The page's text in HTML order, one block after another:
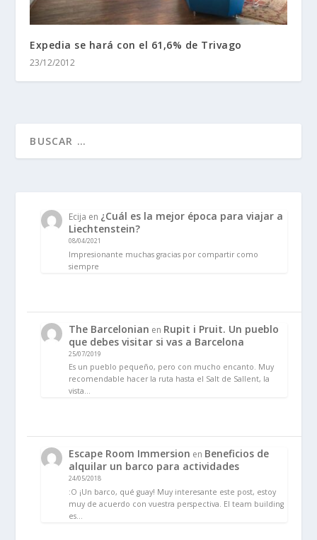
Expedia se hará con el 61,6% de Trivago
23/12/2012
Ecija en ¿Cuál es la mejor época para viajar a
Liechtenstein?
08/04/2021
Impresionante muchas gracias por compartir como
siempre
The Barcelonian en Rupit i Pruit. Un pueblo
que debes visitar si vas a Barcelona
25/07/2019
Es un pueblo pequeño, pero con mucho encanto. Muy
recomendable hacer la ruta hasta el Salt de Sallent, la
vista…
Escape Room Immersion en Beneficios de
alquilar un barco para actividades
24/05/2018
:O ¡Un barco, qué guay! Muy interesante este post, estoy
muy de acuerdo con vuestra perspectiva. El team building
es…